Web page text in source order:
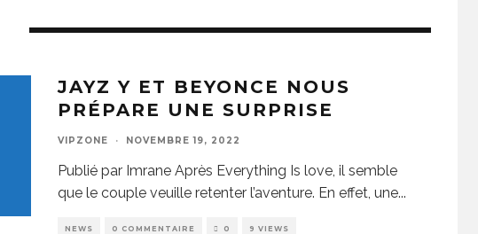
JAYZ Y ET BEYONCE NOUS
PRÉPARE UNE SURPRISE
VIPZONE · NOVEMBRE 19, 2022
Publié par Imrane Après Everything Is love, il semble
que le couple veuille retenter l’aventure. En effet, une...
NEWS 0 COMMENTAIRE 0 9 VIEWS